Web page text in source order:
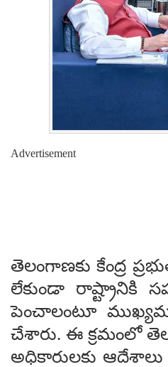
Advertisement
తెలంగాణకు కేంద్ర
లేకుండా
పెంచాలంటూ
చేశారు. ఈ క్రమంలో
అధికారులకు